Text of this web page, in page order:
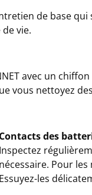
de base
vie.
avec un
vous nettoyez
Contacts des
Inspectez
nécessaire. Pour
Essuyez-les